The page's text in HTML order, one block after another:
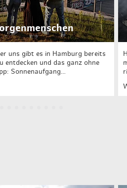
uns gibt es in Hamburg bereits
entdecken und das ganz ohne
Sonnenaufgang…